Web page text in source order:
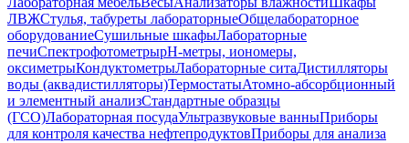
ЛВЖСтулья, табуреты лабораторныеОбщелабораторное
оборудованиеСушильные шкафыЛабораторные
печиСпектрофотометрыpH-метры, иономеры,
оксиметрыКондуктометрыЛабораторные ситаДистилляторы
воды (аквадистилляторы)ТермостатыАтомно-абсорбционный
и элементный анализСтандартные образцы
(ГСО)Лабораторная посудаУльтразвуковые ванныПриборы
для контроля качества нефтепродуктовПриборы для анализа